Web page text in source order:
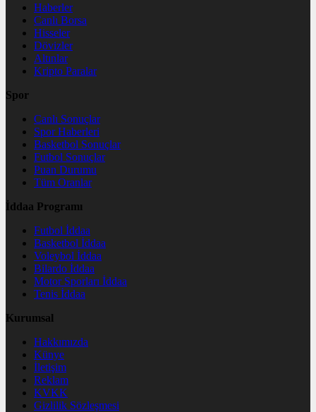
Haberler
Canlı Borsa
Hisseler
Dövizler
Altınlar
Kripto Paralar
Spor
Canlı Sonuçlar
Spor Haberleri
Basketbol Sonuçlar
Futbol Sonuçlar
Puan Durumu
Tüm Oranlar
İddaa Programı
Futbol İddaa
Basketbol İddaa
Voleybol İddaa
Bilardo İddaa
Motor Sporları İddaa
Tenis İddaa
Kurumsal
Hakkımızda
Künye
İletişim
Reklam
KVKK
Gizlilik Sözleşmesi